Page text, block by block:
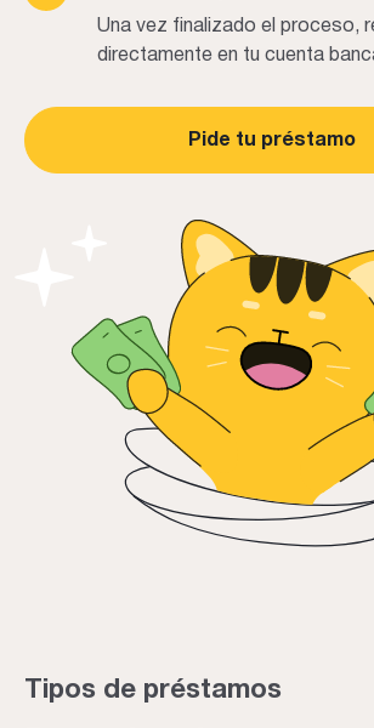
Una vez finalizado el proceso,
directamente en tu cuenta
Pide tu préstamo
Tipos de préstamos